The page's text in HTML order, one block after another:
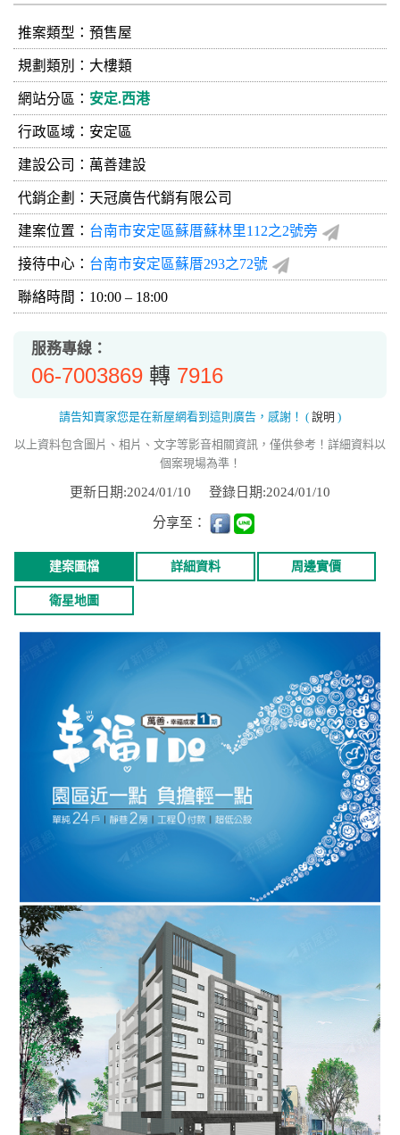
推案類型：預售屋
規劃類別：大樓類
網站分區： 安定.西港
行政區域：安定區
建設公司： 萬善建設
代銷企劃：天冠廣告代銷有限公司
建案位置： 台南市安定區蘇厝蘇林里112之2號旁
接待中心： 台南市安定區蘇厝293之72號
聯絡時間：10:00 – 18:00
服務專線：
06-7003869 轉 7916
請告知賣家您是在新屋網看到這則廣告，感謝！ ( 說明 )
以上資料包含圖片、相片、文字等影音相關資訊，僅供參考！詳細資料以
個案現場為準！
更新日期:2024/01/10 登錄日期:2024/01/10
分享至：
建案圖檔 詳細資料 周邊實價
衛星地圖